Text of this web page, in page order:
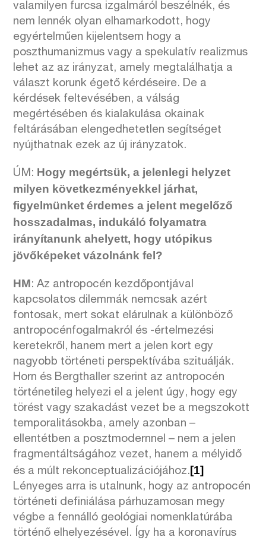
valamilyen furcsa izgalmáról beszélnék, és
nem lennék olyan elhamarkodott, hogy
egyértelműen kijelentsem hogy a
poszthumanizmus vagy a spekulatív realizmus
lehet az az irányzat, amely megtalálhatja a
választ korunk égető kérdéseire. De a
kérdések feltevésében, a válság
megértésében és kialakulása okainak
feltárásában elengedhetetlen segítséget
nyújthatnak ezek az új irányzatok.
ÚM: Hogy megértsük, a jelenlegi helyzet
milyen következményekkel járhat,
figyelmünket érdemes a jelent megelőző
hosszadalmas, indukáló folyamatra
irányítanunk ahelyett, hogy utópikus
jövőképeket vázolnánk fel?
HM: Az antropocén kezdőpontjával
kapcsolatos dilemmák nemcsak azért
fontosak, mert sokat elárulnak a különböző
antropocénfogalmakról és -értelmezési
keretekről, hanem mert a jelen kort egy
nagyobb történeti perspektívába szituálják.
Horn és Bergthaller szerint az antropocén
történetileg helyezi el a jelent úgy, hogy egy
törést vagy szakadást vezet be a megszokott
temporalitásokba, amely azonban –
ellentétben a posztmodernnel – nem a jelen
fragmentáltságához vezet, hanem a mélyidő
és a múlt rekonceptualizációjához. [1]
Lényeges arra is utalnunk, hogy az antropocén
történeti definiálása párhuzamosan megy
végbe a fennálló geológiai nomenklatúrába
történő elhelyezésével. Így ha a koronavírus